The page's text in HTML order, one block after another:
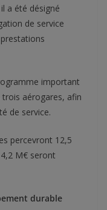
a été désigné
de service
important
trois aérogares, afin
de service.
percevront 12,5
M€ seront
durable